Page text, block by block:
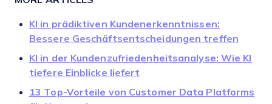
KI in prädiktiven Kundenerkenntnissen:
Bessere Geschäftsentscheidungen treffen
KI in der Kundenzufriedenheitsanalyse: Wie KI
tiefere Einblicke liefert
13 Top-Vorteile von Customer Data Platforms